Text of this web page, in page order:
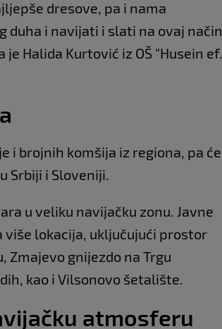
dresove, pa i nama
duha i navijati i slati na ovaj način
Halida Kurtović iz OŠ "Husein ef.
i brojnih komšija iz regiona, pa će
Srbiji i Sloveniji.
u veliku navijačku zonu. Javne
lokacija, uključujući prostor
Zmajevo gnijezdo na Trgu
kao i Vilsonovo šetalište.
atmosferu